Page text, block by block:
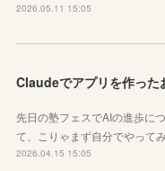
2026.05.11 15:05
Claudeでアプリを作った
先日の塾フェスでAIの進歩に
て、こりゃまず自分でやって
2026.04.15 15:05